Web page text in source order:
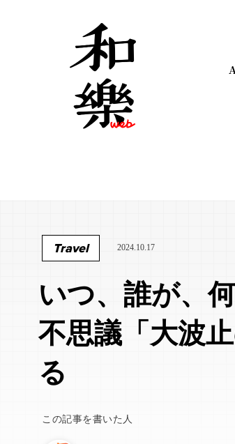
Travel 2024.10.17
いつ、誰が、
不思議「大波
る
この記事を書いた人